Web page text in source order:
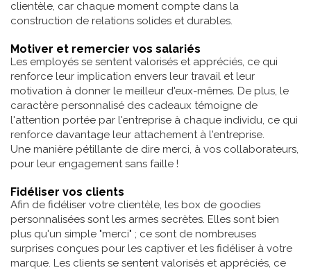
clientèle, car chaque moment compte dans la
construction de relations solides et durables.
Motiver et remercier vos salariés
Les employés se sentent valorisés et appréciés, ce qui
renforce leur implication envers leur travail et leur
motivation à donner le meilleur d'eux-mêmes. De plus, le
caractère personnalisé des cadeaux témoigne de
l'attention portée par l'entreprise à chaque individu, ce qui
renforce davantage leur attachement à l'entreprise.
Une manière pétillante de dire merci, à vos collaborateurs,
pour leur engagement sans faille !
Fidéliser vos clients
Afin de fidéliser votre clientèle, les box de goodies
personnalisées sont les armes secrètes. Elles sont bien
plus qu'un simple "merci" ; ce sont de nombreuses
surprises conçues pour les captiver et les fidéliser à votre
marque. Les clients se sentent valorisés et appréciés, ce